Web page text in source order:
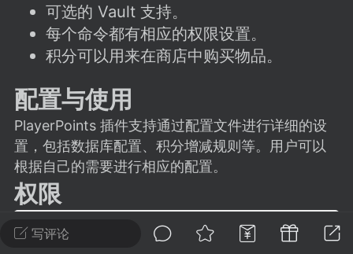
11 5.9k
潮涌核心
永久赞助者
24 23:37
电脑端 整合包分享
主页反馈贴
反馈你遇到的问题 以及 你期望的功能等
不方便可尝试通过邮箱与作者进行反馈
写评论
可选的 Vault 支持。
每个命令都有相应的权限设置。
积分可以用来在商店中购买物品。
配置与使用
PlayerPoints 插件支持通过配置文件进行详细的设
置，包括数据库配置、积分增减规则等。用户可以
根据自己的需要进行相应的配置。
权限
- playerpoints.give: 允许给玩家增加积分
- playerpoints.take: 允许从玩家账户扣除积